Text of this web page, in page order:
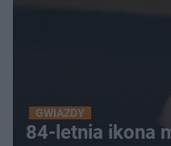
GWIAZDY
84-letnia ikona